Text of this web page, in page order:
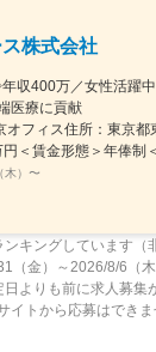
株式会社
収400万／女性活躍
医療に貢献
） 〜
キングしています（
（金）～2026/8/6（木
よりも前に求人募集
イトから応募はでき